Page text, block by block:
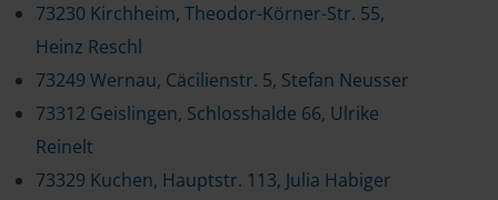
73230 Kirchheim, Theodor-Körner-Str. 55,
Heinz Reschl
73249 Wernau, Cäcilienstr. 5, Stefan Neusser
73312 Geislingen, Schlosshalde 66, Ulrike
Reinelt
73329 Kuchen, Hauptstr. 113, Julia Habiger